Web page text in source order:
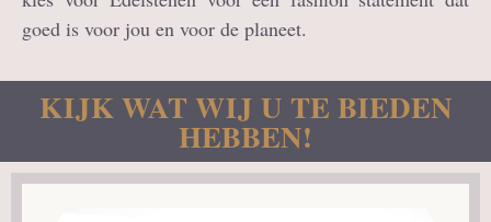
goed is voor jou en voor de planeet.
KIJK WAT WIJ U TE BIEDEN
HEBBEN!